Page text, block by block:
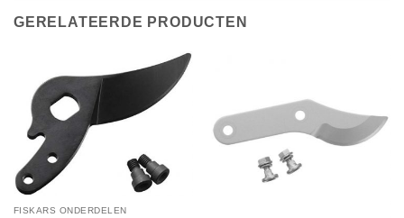
GERELATEERDE PRODUCTEN
FISKARS ONDERDELEN